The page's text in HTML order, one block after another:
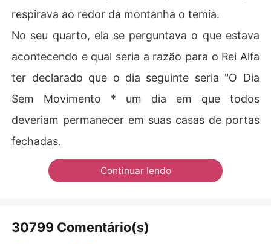
respirava ao redor da montanha o temia.
No seu quarto, ela se perguntava o que estava
acontecendo e qual seria a razão para o Rei Alfa
ter declarado que o dia seguinte seria "O Dia
Sem Movimento * um dia em que todos
deveriam permanecer em suas casas de portas
fechadas.
Continuar lendo
30799 Comentário(s)